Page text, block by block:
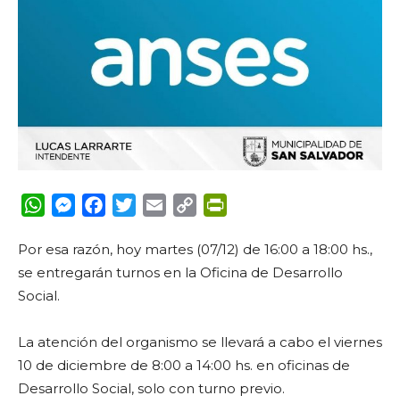
WhatsApp
Messenger
FacebookTwitterEmail Copy
Por esa razón, hoy martes (07/12) de 16:00 a 18:00 hs.,
se entregarán turnos en la Oficina de Desarrollo
Social.
La atención del organismo se llevará a cabo el viernes
10 de diciembre de 8:00 a 14:00 hs. en oficinas de
Desarrollo Social, solo con turno previo.